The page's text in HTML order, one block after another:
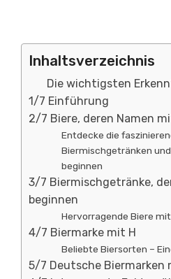
Inhaltsverzeichnis
Die wichtigsten
1/7 Einführung
2/7 Biere, deren Namen
Entdecke die
Biermischgetränken
beginnen
3/7 Biermischgetränke,
beginnen
Hervorragende Biere
4/7 Biermarke mit H
Beliebte Biersorten –
5/7 Deutsche Biermarken